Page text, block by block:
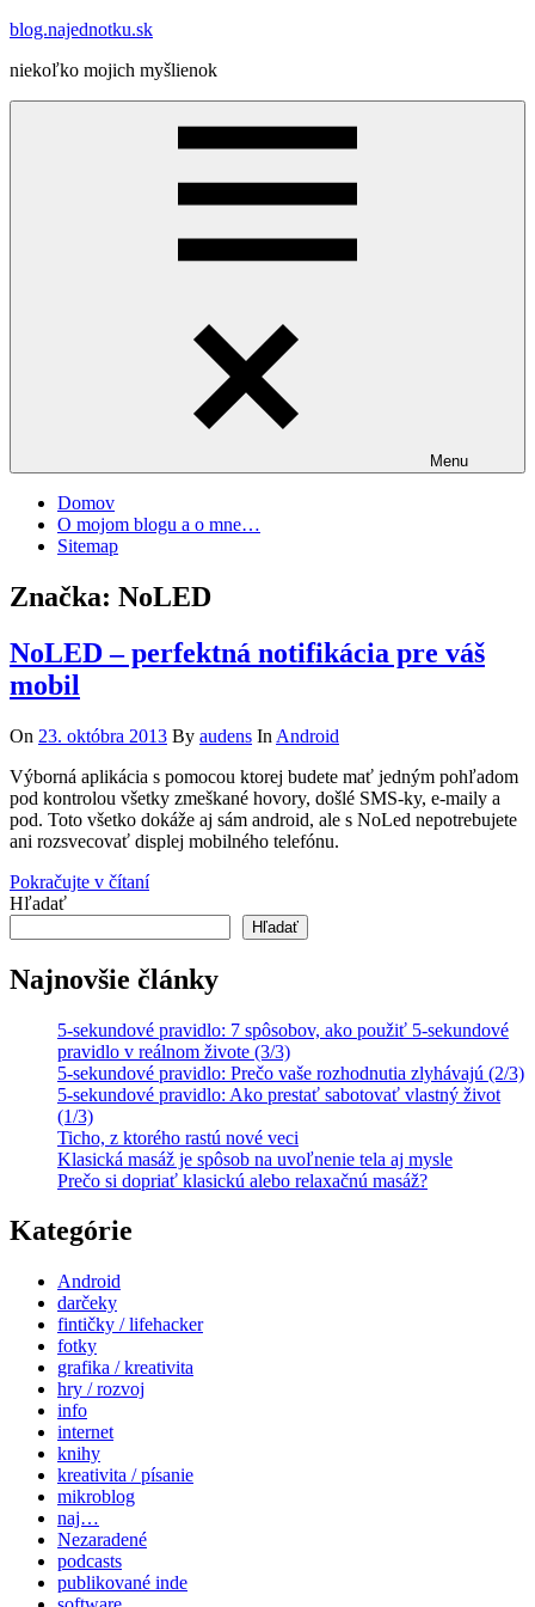
Skip
content
blog.najednotku.sk
niekoľko mojich myšlienok
Menu
Domov
O mojom blogu a o mne…
Sitemap
Značka: NoLED
NoLED – perfektná notifikácia pre váš
mobil
On 23. októbra 2013 By audens In Android
Výborná aplikácia s pomocou ktorej budete mať jedným pohľadom
pod kontrolou všetky zmeškané hovory, došlé SMS-ky, e-maily a
pod. Toto všetko dokáže aj sám android, ale s NoLed nepotrebujete
ani rozsvecovať displej mobilného telefónu.
Pokračujte v čítaní
Hľadať
Hľadať
Najnovšie články
5-sekundové pravidlo: 7 spôsobov, ako použiť 5-sekundové
pravidlo v reálnom živote (3/3)
5-sekundové pravidlo: Prečo vaše rozhodnutia zlyhávajú (2/3)
5-sekundové pravidlo: Ako prestať sabotovať vlastný život
(1/3)
Ticho, z ktorého rastú nové veci
Klasická masáž je spôsob na uvoľnenie tela aj mysle
Prečo si dopriať klasickú alebo relaxačnú masáž?
Kategórie
Android
darčeky
fintičky / lifehacker
fotky
grafika / kreativita
hry / rozvoj
info
internet
knihy
kreativita / písanie
mikroblog
naj…
Nezaradené
podcasts
publikované inde